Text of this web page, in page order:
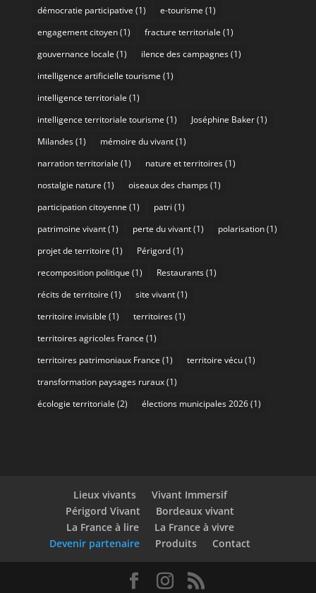
démocratie participative (1) e-tourisme (1)
engagement citoyen(1) fracture territoriale (1)
gouvernance locale (1) ilence des campagnes(1)
intelligence artificielle tourisme (1)
intelligence territoriale (1)
intelligence territoriale tourisme (1) Joséphine Baker(1)
Milandes(1) mémoire du vivant(1)
narration territoriale (1) nature et territoires(1)
nostalgie nature (1) oiseaux des champs(1)
participation citoyenne (1) patri (1)
patrimoine vivant(1) perte du vivant(1) polarisation(1)
projet de territoire (1) Périgord(1)
recomposition politique (1) Restaurants(1)
récits de territoire (1) site vivant(1)
territoire invisible (1) territoires(1)
territoires agricoles France (1)
territoires patrimoniaux France (1) territoire vécu(1)
transformation paysages ruraux(1)
écologie territoriale (2) élections municipales 2026(1)
Lieux vivants
Vivant Immersif
Périgord Vivant
Bordeaux vivant
La France à lire
La France à vivre
Devenir partenaire
Produits Contact